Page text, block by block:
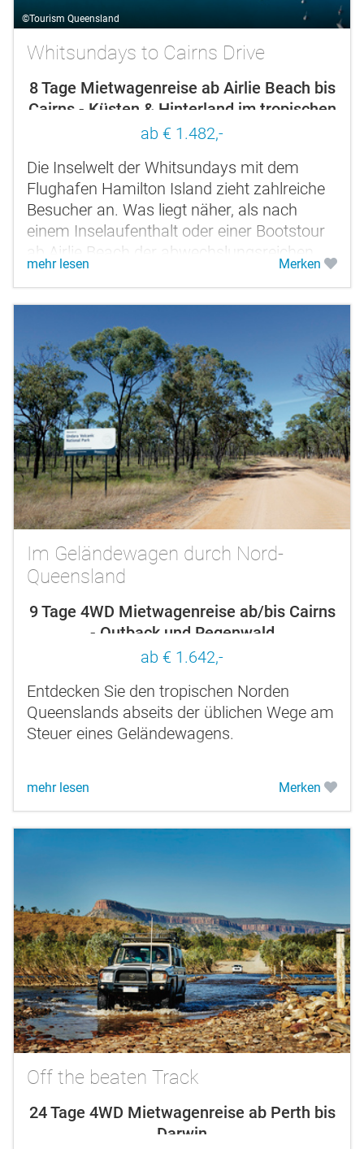
©Tourism Queensland
Whitsundays to Cairns Drive
8 Tage Mietwagenreise ab Airlie Beach bis
Cairns - Küsten & Hinterland im tropischen
Queensland
ab € 1.482,-
Die Inselwelt der Whitsundays mit dem
Flughafen Hamilton Island zieht zahlreiche
Besucher an. Was liegt näher, als nach
einem Inselaufenthalt oder einer Bootstour
ab Airlie Beach der abwechslungsreichen
Küste bis hinauf nach Cairns zu...
mehr lesen Merken
Im Geländewagen durch Nord-
Queensland
9 Tage 4WD Mietwagenreise ab/bis Cairns
- Outback und Regenwald
ab € 1.642,-
Entdecken Sie den tropischen Norden
Queenslands abseits der üblichen Wege am
Steuer eines Geländewagens.
mehr lesen Merken
Off the beaten Track
24 Tage 4WD Mietwagenreise ab Perth bis
Darwin